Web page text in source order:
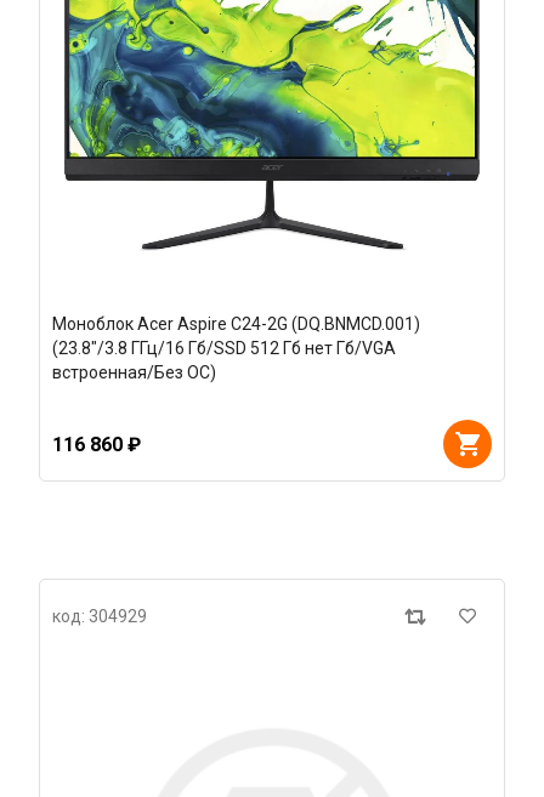
Моноблок Acer Aspire C24-2G (DQ.BNMCD.001)
(23.8"/3.8 ГГц/16 Гб/SSD 512 Гб нет Гб/VGA
встроенная/Без ОС)
116 860 ₽
код: 304929